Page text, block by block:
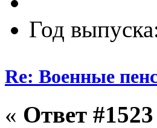
Год
Re: Военные
« Ответ